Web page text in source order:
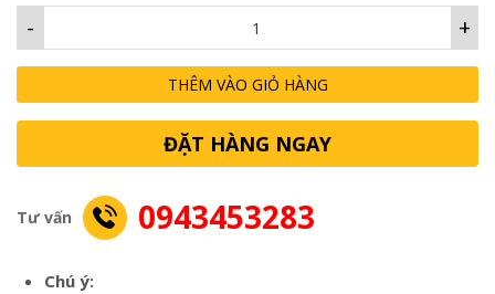
+
-
THÊM VÀO GIỎ HÀNG
ĐẶT HÀNG NGAY
Tư vấn 0943453283
Chú ý: